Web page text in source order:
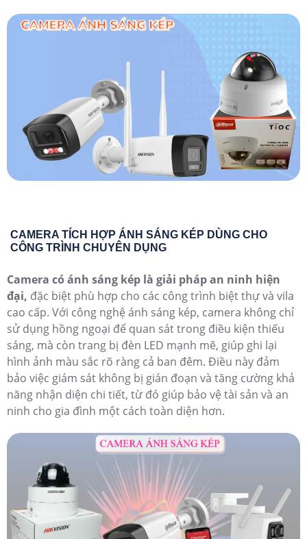
CAMERA TÍCH HỢP ÁNH SÁNG KÉP DÙNG CHO
CÔNG TRÌNH CHUYÊN DỤNG
Camera có ánh sáng kép là giải pháp an ninh hiện
đại, đặc biệt phù hợp cho các công trình biệt thự và vila
cao cấp. Với công nghệ ánh sáng kép, camera không chỉ
sử dụng hồng ngoại để quan sát trong điều kiện thiếu
sáng, mà còn trang bị đèn LED mạnh mẽ, giúp ghi lại
hình ảnh màu sắc rõ ràng cả ban đêm. Điều này đảm
bảo việc giám sát không bị gián đoạn và tăng cường khả
năng nhận diện chi tiết, từ đó giúp bảo vệ tài sản và an
ninh cho gia đình một cách toàn diện hơn.